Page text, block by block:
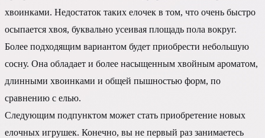
хвоинками. Недостаток таких елочек в том, что очень быстро
осыпается хвоя, буквально усеивая площадь пола вокруг.
Более подходящим вариантом будет приобрести небольшую
сосну. Она обладает и более насыщенным хвойным ароматом,
длинными хвоинками и общей пышностью форм, по
сравнению с елью.
Следующим подпунктом может стать приобретение новых
елочных игрушек. Конечно, вы не первый раз занимаетесь